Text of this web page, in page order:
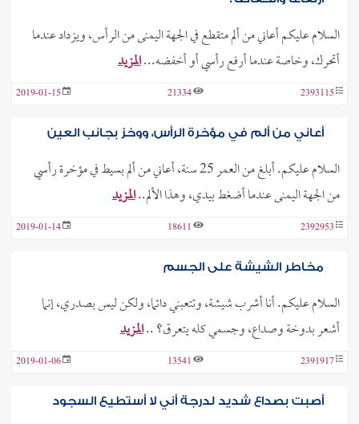
السلام عليكم أعاني من ألم متقطع في الجهة اليمنى من الرأس، ويزداد عندما
أتحرك، وخاصة عندما أرفع رأسي أو أخفضه...المزيد
2393115
21334
2019-01-15
أعاني من ألم في مؤخرة الرأس، ووخز بجانب العين
السلام عليكم. أبلغ من العمر 25 سنة، أعاني من ألم بسيط في مؤخرة رأسي
من الجهة اليمنى عندما أضغط بيدي، وهذا الألم..المزيد
2392953
18611
2019-01-14
مخاطر الشيشة على الجسم
السلام عليكم. أنا أشرب شيشة، وتتعبني دائما، ولكن ليس بصدري، إنما
أشعر بدوخة وصداع، وجسمي كله يتعرق؟ ..المزيد
2391917
13541
2019-01-06
أصبت بصداع شديد لدرجة أني لا أستطيع السجود